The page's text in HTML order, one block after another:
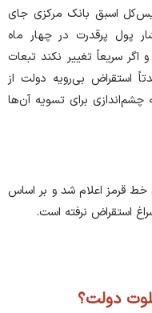
اسبق بانک مرکزی جای
پول پرقدرت در چهار ماه
است و اگر سریعاً تغییر نکند تبعات
استقراض بی‌رویه دولت از
برای تسویه آن‌ها
قرمز اعلام شد و بر اساس
استقراض نرفته است.
دولت؟